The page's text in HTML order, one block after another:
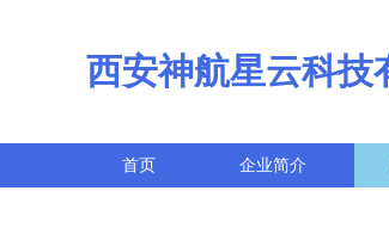
西安神航星云科技
首页 企业简介